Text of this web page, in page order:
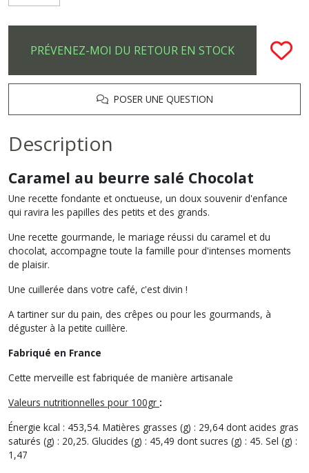
PRÉVENEZ-MOI DU RETOUR EN STOCK
POSER UNE QUESTION
Description
Caramel au beurre salé Chocolat
Une recette fondante et onctueuse, un doux souvenir d'enfance
qui ravira les papilles des petits et des grands.
Une recette gourmande, le mariage réussi du caramel et du
chocolat, accompagne toute la famille pour d'intenses moments
de plaisir.
Une cuillerée dans votre café, c'est divin !
A tartiner sur du pain, des crêpes ou pour les gourmands, à
déguster à la petite cuillère.
Fabriqué en France
Cette merveille est fabriquée de manière artisanale
Valeurs nutritionnelles pour 100gr :
Énergie kcal : 453,54. Matières grasses (g) : 29,64 dont acides gras
saturés (g) : 20,25. Glucides (g) : 45,49 dont sucres (g) : 45. Sel (g) :
1,47